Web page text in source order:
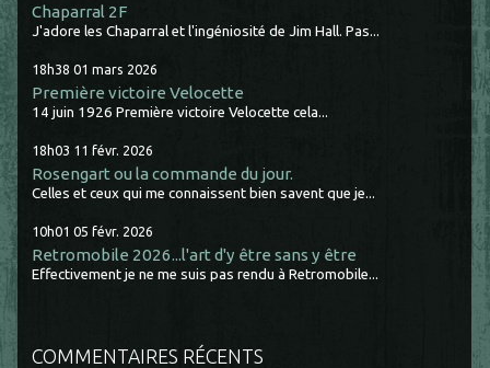
Chaparral 2F
J'adore les Chaparral et l'ingéniosité de Jim Hall. Pas...
18h38 01 mars 2026
Première victoire Velocette
14 juin 1926 Première victoire Velocette cela...
18h03 11 févr. 2026
Rosengart ou la commande du jour.
Celles et ceux qui me connaissent bien savent que je...
10h01 05 févr. 2026
Retromobile 2026...l'art d'y être sans y être
Effectivement je ne me suis pas rendu à Retromobile...
COMMENTAIRES RÉCENTS